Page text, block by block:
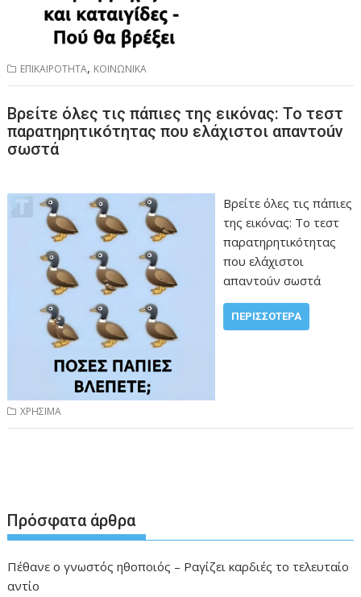
ΕΠΙΚΑΙΡΟΤΗΤΑ, ΚΟΙΝΩΝΙΚΑ
Βρείτε όλες τις πάπιες της εικόνας: Το τεστ
παρατηρητικóτητας που ελάχιστοι απαντοúν
σωστά
Βρείτε όλες τις πάπιες
της εικόνας: Το τεστ
παρατηρητικóτητας
που ελάχιστοι
απαντοúν σωστά
ΠΕΡΙΣΣΌΤΕΡΑ
ΧΡΗΣΙΜΑ
Πρόσφατα άρθρα
Πέθανε ο γνωστός ηθοποιός – Ραγίζει καρδιές το τελευταίο
αντίο